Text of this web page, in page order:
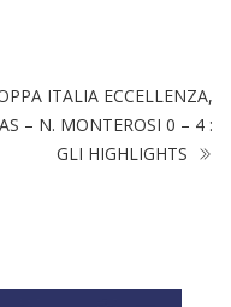
ITALIA ECCELLENZA,
– N. MONTEROSI 0 – 4 :
GLI HIGHLIGHTS